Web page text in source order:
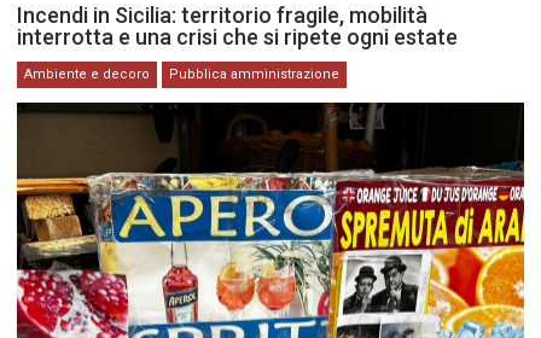
Incendi in Sicilia: territorio fragile, mobilità
interrotta e una crisi che si ripete ogni estate
Ambiente e decoro Pubblica amministrazione